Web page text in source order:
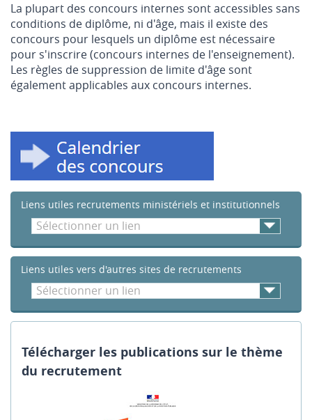
La plupart des concours internes sont accessibles sans
conditions de diplôme, ni d'âge, mais il existe des
concours pour lesquels un diplôme est nécessaire
pour s'inscrire (concours internes de l'enseignement).
Les règles de suppression de limite d'âge sont
également applicables aux concours internes.
Liens utiles recrutements ministériels et institutionnels
Sélectionner un lien
Liens utiles vers d'autres sites de recrutements
Sélectionner un lien
Télécharger les publications sur le thème
du recrutement